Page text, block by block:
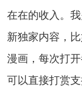
在在的收入。
新独家内容，
漫画，每次打
可以直接打赏